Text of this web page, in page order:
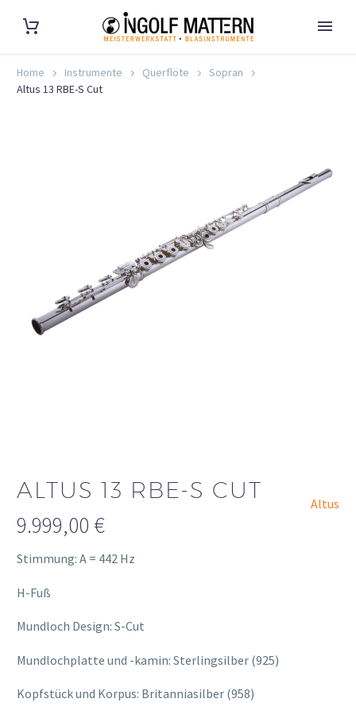
Home Instrumente Querflöte
Sopran
Altus 13 RBE-S Cut
ALTUS 13 RBE-S CUT
Altus
9.999,00 €
Stimmung: A = 442 Hz
H-Fuß
Mundloch Design: S-Cut
Mundlochplatte und -kamin: Sterlingsilber (925)
Kopfstück und Korpus: Britanniasilber (958)